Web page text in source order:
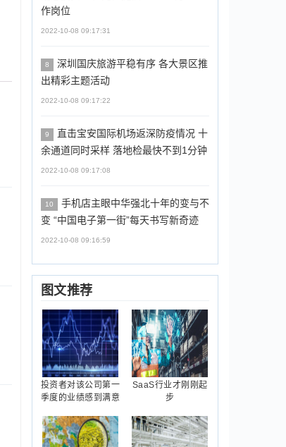
作岗位
2022-10-08 09:17:31
8
深圳国庆旅游平稳有序 各大景区推
出精彩主题活动
2022-10-08 09:17:22
9
直击宝安国际机场返深防疫情况 十
余通道同时采样 落地检最快不到1分钟
2022-10-08 09:17:08
10
手机店主眼中华强北十年的变与不
变 “中国电子第一街”每天书写新奇迹
2022-10-08 09:16:59
图文推荐
投资者对该公司第一
季度的业绩感到满意
SaaS行业才刚刚起
步